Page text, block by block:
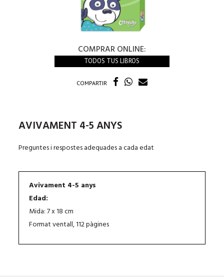
COMPRAR ONLINE:
TODOS TUS LIBROS
COMPARTIR
AVIVAMENT 4-5 ANYS
Preguntes i respostes adequades a cada edat
Avivament 4-5 anys
Edad:
Mida: 7 x 18 cm
Format ventall, 112 pàgines